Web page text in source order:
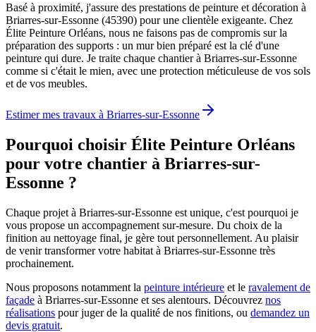
Basé à proximité, j'assure des prestations de peinture et décoration à
Briarres-sur-Essonne (45390) pour une clientèle exigeante. Chez
Élite Peinture Orléans, nous ne faisons pas de compromis sur la
préparation des supports : un mur bien préparé est la clé d'une
peinture qui dure. Je traite chaque chantier à Briarres-sur-Essonne
comme si c'était le mien, avec une protection méticuleuse de vos sols
et de vos meubles.
Estimer mes travaux à Briarres-sur-Essonne
Pourquoi choisir Élite Peinture Orléans
pour votre chantier à Briarres-sur-
Essonne ?
Chaque projet à Briarres-sur-Essonne est unique, c'est pourquoi je
vous propose un accompagnement sur-mesure. Du choix de la
finition au nettoyage final, je gère tout personnellement. Au plaisir
de venir transformer votre habitat à Briarres-sur-Essonne très
prochainement.
Nous proposons notamment la peinture intérieure et le ravalement de
façade à Briarres-sur-Essonne et ses alentours. Découvrez nos
réalisations pour juger de la qualité de nos finitions, ou demandez un
devis gratuit.